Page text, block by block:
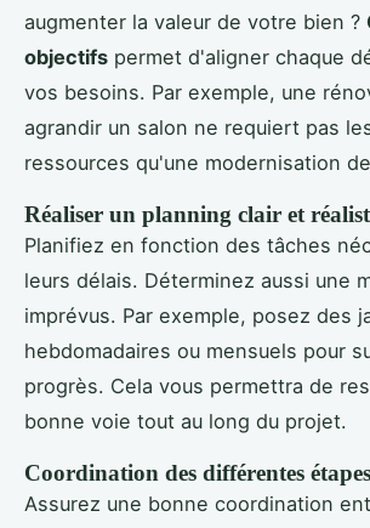
augmenter la valeur de votre bien ?
objectifs permet d'aligner chaque
vos besoins. Par exemple, une
agrandir un salon ne requiert pas
ressources qu'une modernisation
Réaliser un planning clair et
Planifiez en fonction des tâches
leurs délais. Déterminez aussi une
imprévus. Par exemple, posez des
hebdomadaires ou mensuels pour
progrès. Cela vous permettra de
bonne voie tout au long du projet.
Coordination des différentes
Assurez une bonne coordination